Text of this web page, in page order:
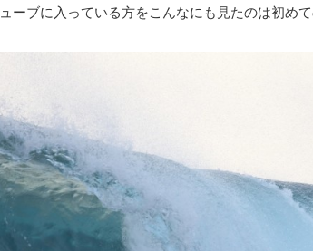
ーブに入っている方をこんなにも見たのは初めて